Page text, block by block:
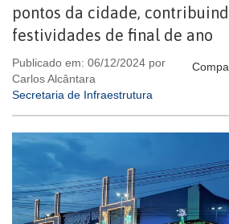
pontos da cidade,
festividades de final de ano
Publicado em: 06/12/2024 por
Carlos Alcântara
Secretaria de Infraestrutura